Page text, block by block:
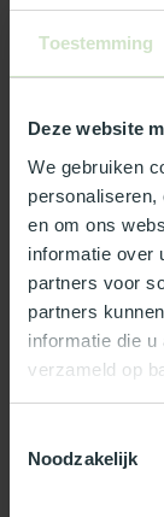
Toestemming
Deze website
We gebruiken
en om ons
informatie over
partners voor
partners
informatie die
verzameld op
Noodzakelijk
Reviews
Wat ons
Officieel Skylux
Gratis